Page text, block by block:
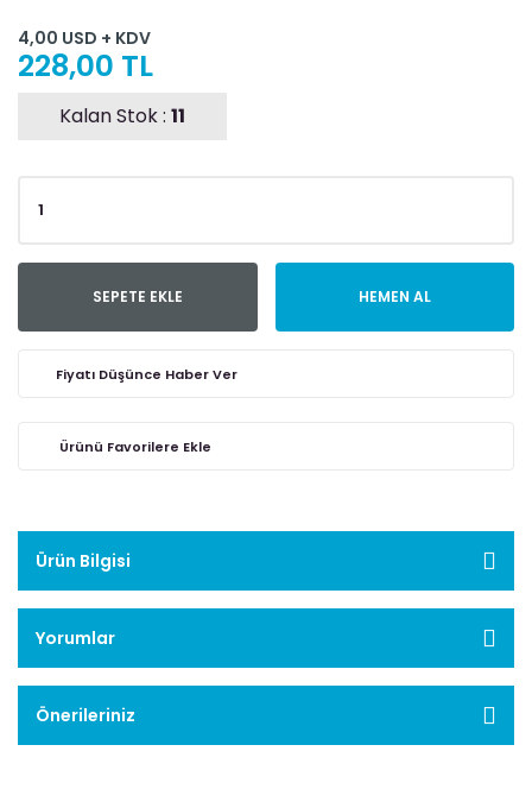
4,00 USD + KDV
228,00 TL
Kalan Stok : 11
SEPETE EKLE HEMEN AL
Fiyatı Düşünce Haber Ver
Ürün Bilgisi
Yorumlar
Önerileriniz